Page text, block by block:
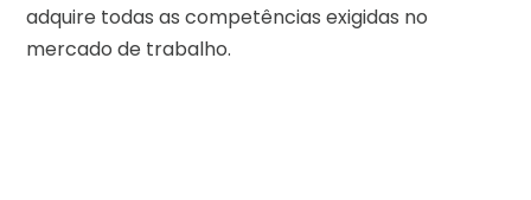
adquire todas as competências exigidas no
mercado de trabalho.